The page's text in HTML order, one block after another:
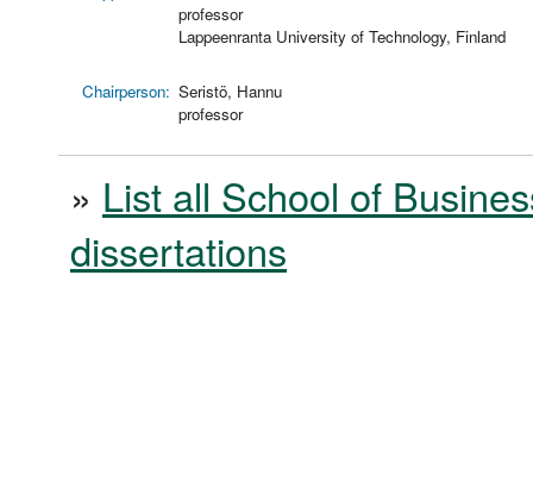
professor
Lappeenranta University of Technology, Finland
Chairperson: Seristö, Hannu
professor
» List all School of
dissertations